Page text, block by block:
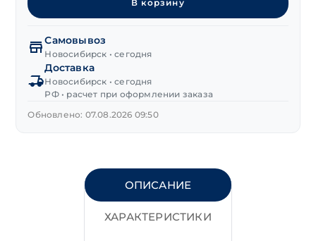
"STAYER"
10м/25 мм
магнитная
В корзину
Самовывоз
Новосибирск • сегодня
Доставка
Новосибирск • сегодня
РФ • расчет при оформлении заказа
Обновлено: 07.08.2026 09:50
ОПИСАНИЕ
ХАРАКТЕРИСТИКИ